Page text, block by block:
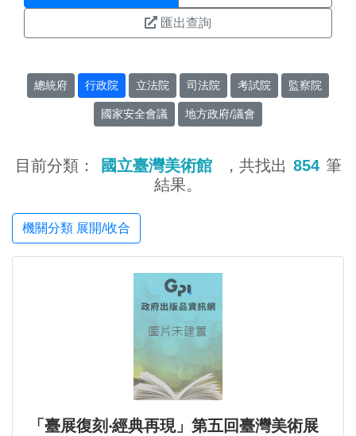
匯出查詢
總統府 行政院 立法院 司法院 考試院 監察院
國家安全會議 地方政府/議會
目前分類： 國立臺灣美術館 ，共找出 854 筆
結果。
機關分類 展開/收合
「臺展復刻‧經典再現」第五回臺灣美術展